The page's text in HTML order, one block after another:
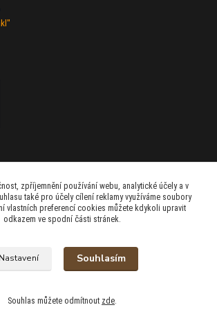
beami & coshboy © 2007-2026
zpříjemnění používání webu, analytické účely a v
také pro účely cílení reklamy využíváme soubory
vlastních preferencí cookies můžete kdykoli upravit
odkazem ve spodní části stránek.
Nastavení Souhlasím
Souhlas můžete odmítnout zde.